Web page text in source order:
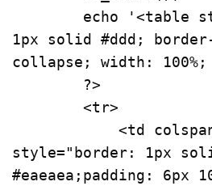
        echo '
<table
1px solid #ddd;
collapse; width:
<tr>
<td
style= "border: 1px
#eaeaea;padding: 6px